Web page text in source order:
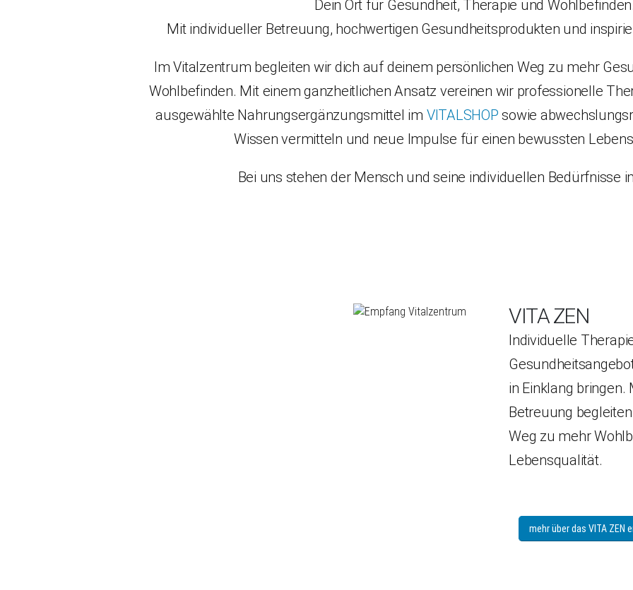
Dein Ort für Gesundheit, Therapie und
Mit individueller Betreuung, hochwertigen Gesundheitsprodukten und
Im Vitalzentrum begleiten wir dich auf deinem persönlichen Weg zu mehr
Wohlbefinden. Mit einem ganzheitlichen Ansatz vereinen wir professionelle
ausgewählte Nahrungsergänzungsmittel im VITALSHOP sowie
Wissen vermitteln und neue Impulse für einen bewussten
Bei uns stehen der Mensch und seine individuellen Bedürfnisse
VITA ZEN
Individuelle
in Einklang bringen.
Betreuung
Weg zu mehr
Lebensqualität.
mehr über das VITA ZEN